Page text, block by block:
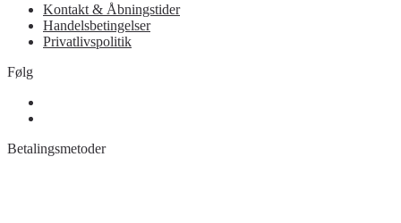
Kontakt & Åbningstider
Handelsbetingelser
Privatlivspolitik
Følg
Betalingsmetoder